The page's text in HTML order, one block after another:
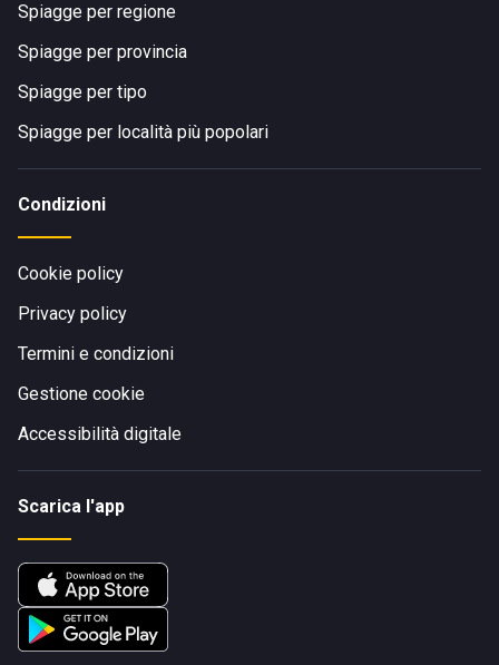
Spiagge per regione
Spiagge per provincia
Spiagge per tipo
Spiagge per località più popolari
Condizioni
Cookie policy
Privacy policy
Termini e condizioni
Gestione cookie
Accessibilità digitale
Scarica l'app